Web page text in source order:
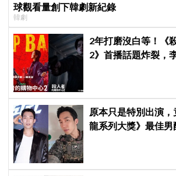
球觀看量創下韓劇新紀錄
韓劇
2年打磨沒白等！《
2》首播話題炸裂，
原本只是特別出演
龍系列大獎》最佳